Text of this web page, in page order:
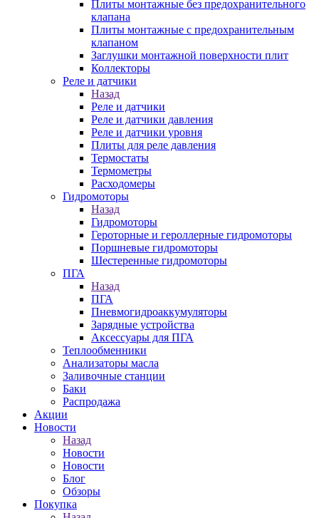
Плиты монтажные без предохранительного
клапана
Плиты монтажные с предохранительным
клапаном
Заглушки монтажной поверхности плит
Коллекторы
Реле и датчики
Назад
Реле и датчики
Реле и датчики давления
Реле и датчики уровня
Плиты для реле давления
Термостаты
Термометры
Расходомеры
Гидромоторы
Назад
Гидромоторы
Героторные и героллерные гидромоторы
Поршневые гидромоторы
Шестеренные гидромоторы
ПГА
Назад
ПГА
Пневмогидроаккумуляторы
Зарядные устройства
Аксессуары для ПГА
Теплообменники
Анализаторы масла
Заливочные станции
Баки
Распродажа
Акции
Новости
Назад
Новости
Новости
Блог
Обзоры
Покупка